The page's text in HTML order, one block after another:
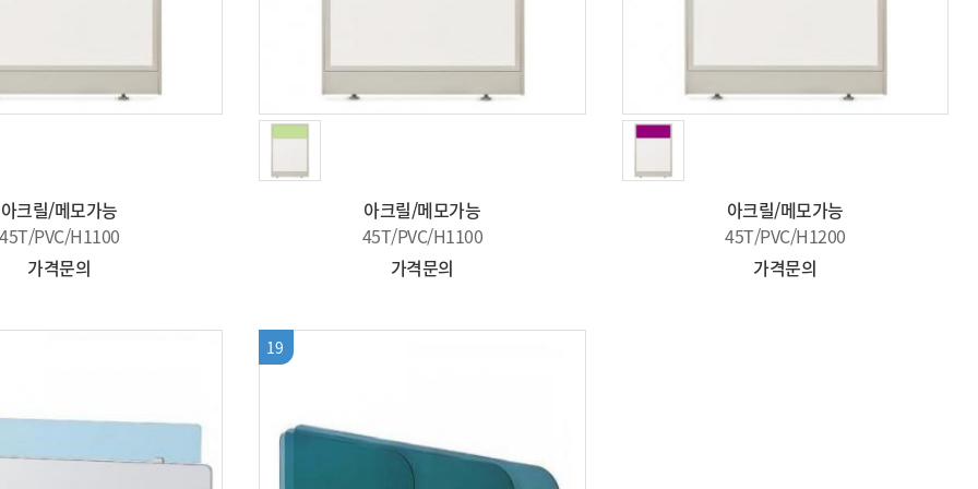
아크릴/메모가능
45T/PVC/H1100
가격문의
아크릴/메모가능
45T/PVC/H1100
가격문의
아크릴/메모가능
45T/PVC/H1200
가격문의
19